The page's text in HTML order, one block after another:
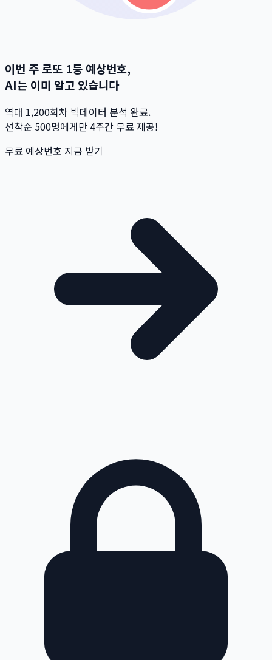
이번 주 로또 1등 예상번호,
AI는 이미 알고 있습니다
역대 1,200회차 빅데이터 분석 완료.
선착순 500명에게만 4주간 무료 제공!
무료 예상번호 지금 받기